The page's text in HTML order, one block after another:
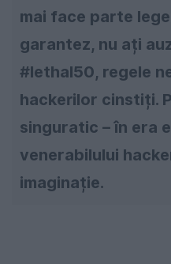
mai face parte
garantez, nu ați
#lethal50, regele
hackerilor cinstiți.
singuratic – în era
venerabilului
imaginație.